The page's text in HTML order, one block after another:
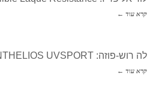
קרא עוד ←
לה רוש-פוזה: ANTHELIOS UVSPORT
קרא עוד ←